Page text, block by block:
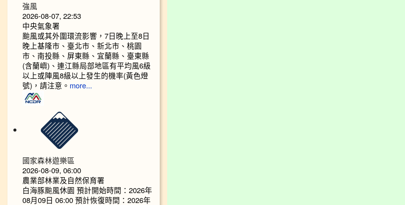
強風
2026-08-07, 22:53
中央氣象署
颱風或其外圍環流影響，7日晚上至8日
晚上基隆市、臺北市、新北市、桃園
市、南投縣、屏東縣、宜蘭縣、臺東縣
(含蘭嶼)、連江縣局部地區有平均風6級
以上或陣風8級以上發生的機率(黃色燈
號)，請注意。 more...
國家森林遊樂區
2026-08-09, 06:00
農業部林業及自然保育署
白海豚颱風休園 預計開始時間：2026年
08月09日 06:00 預計恢復時間：2026年